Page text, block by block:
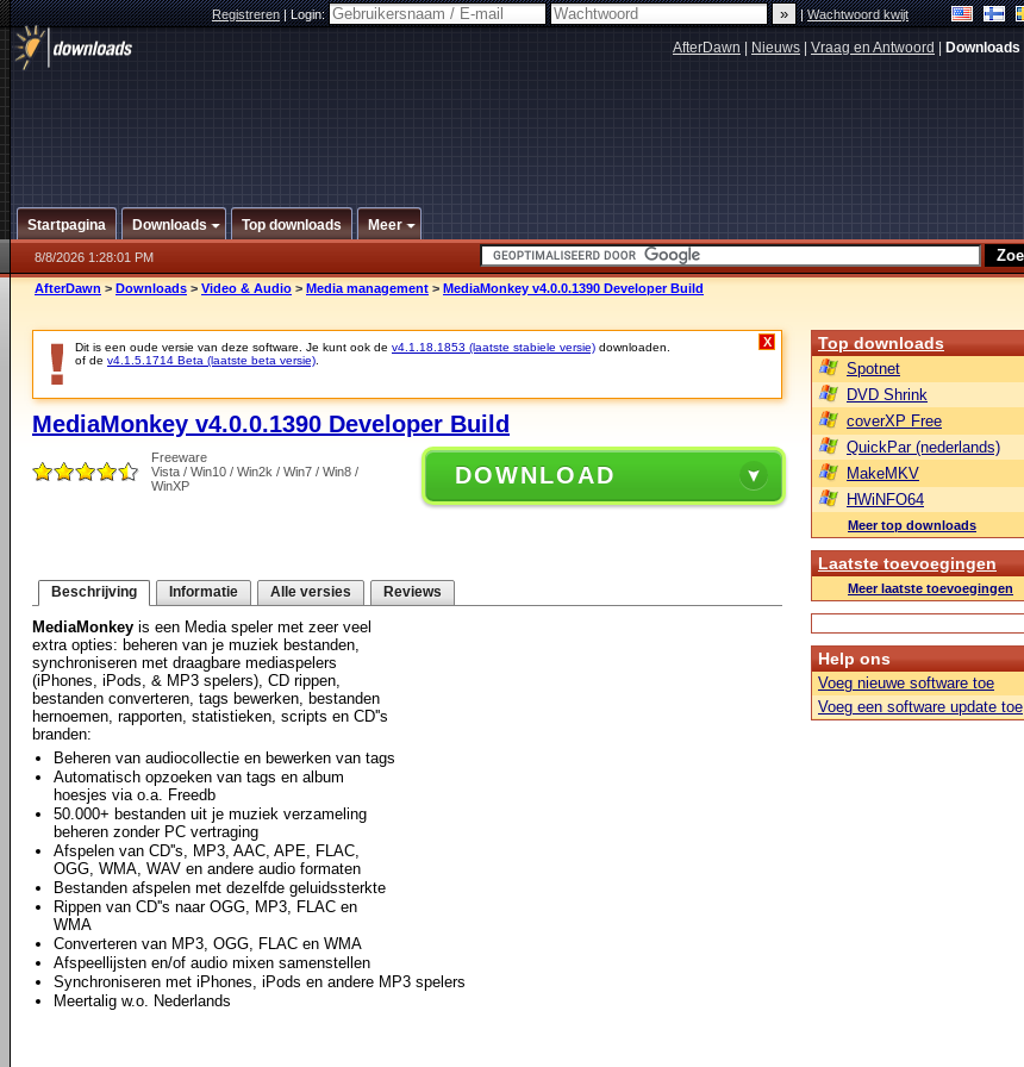
Registreren|Login: |Wachtwoord kwijt
AfterDawn Nieuws Vraag en Antwoord Downloads
Startpagina Downloads Top downloads Meer
8/8/2026 1:28:01 PM
AfterDawn > Downloads > Video & Audio > Media management > MediaMonkey v4.0.0.1390 Developer Build
Dit is een oude versie van deze software. Je kunt ook de v4.1.18.1853 (laatste stabiele versie) downloaden.
of de v4.1.5.1714 Beta (laatste beta versie)
X
MediaMonkey v4.0.0.1390 Developer Build
Freeware
Vista / Win10 / Win2k / Win7 / Win8 /
WinXP
DOWNLOAD
Beschrijving Informatie Alle versies Reviews
MediaMonkey is een Media speler met zeer veel
extra opties: beheren van je muziek bestanden,
synchroniseren met draagbare mediaspelers
(iPhones, iPods, & MP3 spelers), CD rippen,
bestanden converteren, tags bewerken, bestanden
hernoemen, rapporten, statistieken, scripts en CD''s
branden:
Beheren van audiocollectie en bewerken van tags
Automatisch opzoeken van tags en album
hoesjes via o.a. Freedb
50.000+ bestanden uit je muziek verzameling
beheren zonder PC vertraging
Afspelen van CD''s, MP3, AAC, APE, FLAC,
OGG, WMA, WAV en andere audio formaten
Bestanden afspelen met dezelfde geluidssterkte
Rippen van CD''s naar OGG, MP3, FLAC en
WMA
Converteren van MP3, OGG, FLAC en WMA
Afspeellijsten en/of audio mixen samenstellen
Synchroniseren met iPhones, iPods en andere MP3 spelers
Meertalig w.o. Nederlands
Top downloads
Spotnet
DVD Shrink
coverXP Free
QuickPar (nederlands)
MakeMKV
HWiNFO64
Meer top downloads
Laatste toevoegingen
Meer laatste toevoegingen
Help ons
Voeg nieuwe software toe
Voeg een software update toe